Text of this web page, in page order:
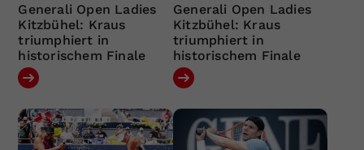
Generali Open Ladies
Kitzbühel: Kraus
triumphiert in
historischem Finale
Generali Open Ladies
Kitzbühel: Kraus
triumphiert in
historischem Finale